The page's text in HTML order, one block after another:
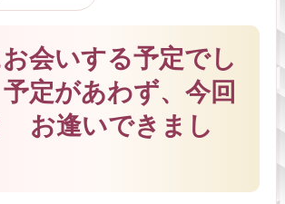
会いする予定でし
定があわず、今回
お逢いできまし